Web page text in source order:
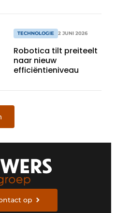
TECHNOLOGIE 2 JUNI 2026
Robotica tilt preiteelt
naar nieuw
efficiëntieniveau
op